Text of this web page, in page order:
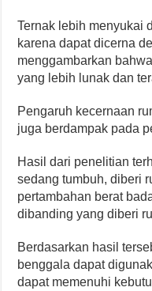
Ternak lebih menyukai
karena dapat dicerna
menggambarkan
yang lebih lunak dan
Pengaruh kecernaan
juga berdampak pada
Hasil dari penelitian
sedang tumbuh, diberi
pertambahan berat
dibanding yang diberi
Berdasarkan hasil
benggala dapat
dapat memenuhi